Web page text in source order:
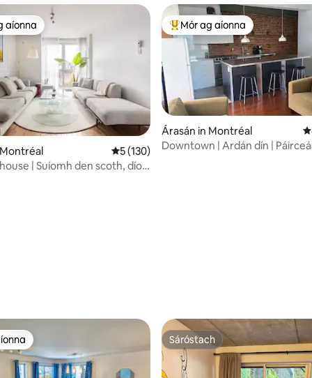
aíonna
aíonna
Meánrátáil 5 as 5, 130 léirmheas
5 (130)
| Suíomh den scoth, díon
An-mhór ag aíonna
Mór ag aíonna
Árasán in Montréal
Downtown | Ardán dín |
Sáróstach
Sáróstach